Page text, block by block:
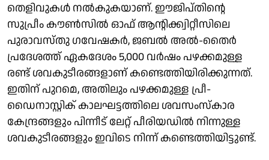
തെളിവുകൾ നൽകുകയാണ്. ഈജിപ്തിന്റെ
സുപ്രീം കൗൺസിൽ ഓഫ് ആന്റിക്ക്വിറ്റീസിലെ
പുരാവസ്തു ഗവേഷകർ, ജബൽ അൽ-തൈർ
പ്രദേശത്ത് ഏകദേശം 5,000 വർഷം പഴക്കമുള്ള
രണ്ട് ശവകുടീരങ്ങളാണ് കണ്ടെത്തിയിരിക്കുന്നത്.
ഇതിന് പുറമെ, അതിലും പഴക്കമുള്ള പ്രീ-
ഡൈനാസ്റ്റിക് കാലഘട്ടത്തിലെ ശവസംസ്‌കാര
കേന്ദ്രങ്ങളും പിന്നീട് ലേറ്റ് പീരിയഡിൽ നിന്നുള്ള
ശവകുടീരങ്ങളും ഇവിടെ നിന്ന് കണ്ടെത്തിയിട്ടുണ്ട്.